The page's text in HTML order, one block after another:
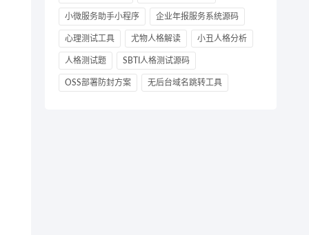
小微服务助手小程序 企业年报服务系统源码
心理测试工具 尤物人格解读 小丑人格分析
人格测试题 SBTI人格测试源码
OSS部署防封方案 无后台域名跳转工具